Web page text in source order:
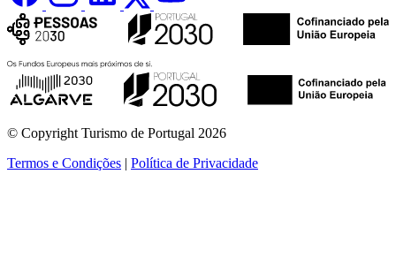
© Copyright Turismo de Portugal 2026
Termos e Condições | Política de Privacidade